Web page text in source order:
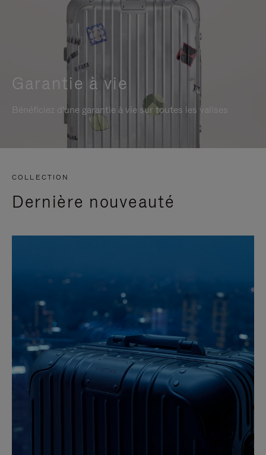
Garantie à vie
Bénéficiez d'une garantie à vie sur toutes les valises
COLLECTION
Dernière nouveauté